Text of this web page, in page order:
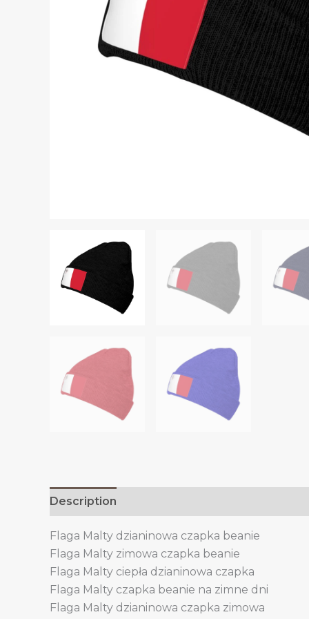
Description
Flaga Malty dzianinowa czapka beanie
Flaga Malty zimowa czapka beanie
Flaga Malty ciepła dzianinowa czapka
Flaga Malty czapka beanie na zimne dni
Flaga Malty dzianinowa czapka zimowa